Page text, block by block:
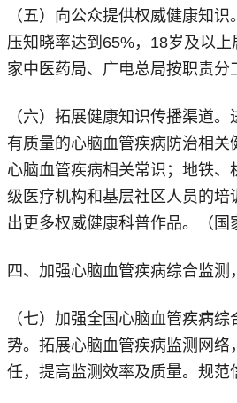
（五）向公众提供权威健康知
压知晓率达到65%，18岁及以
家中医药局、广电总局按职责分
（六）拓展健康知识传播渠道
有质量的心脑血管疾病防治相
心脑血管疾病相关常识；地铁
级医疗机构和基层社区人员的
出更多权威健康科普作品。（国
四、加强心脑血管疾病综合监测
（七）加强全国心脑血管疾病
势。拓展心脑血管疾病监测网
任，提高监测效率及质量。规范